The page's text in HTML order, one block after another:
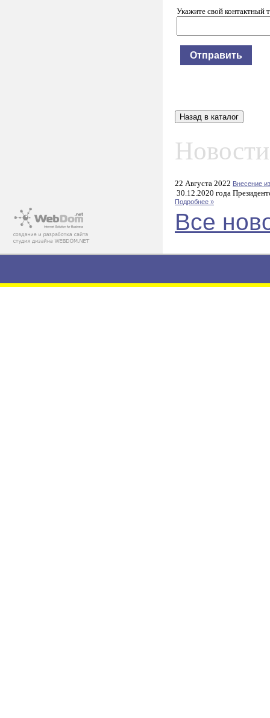
Укажите свой контактный
22 Августа 2022 Внесение
30.12.2020 года
Подробнее »
Все